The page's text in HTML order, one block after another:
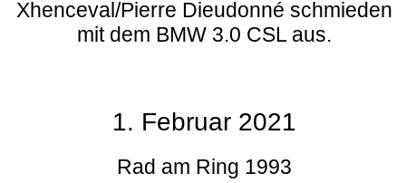
Xhenceval/Pierre Dieudonné schmieden
mit dem BMW 3.0 CSL aus.
1. Februar 2021
Rad am Ring 1993